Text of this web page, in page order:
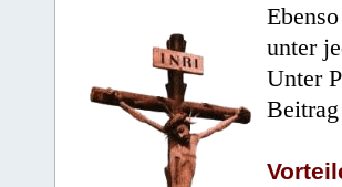
unter
Unter